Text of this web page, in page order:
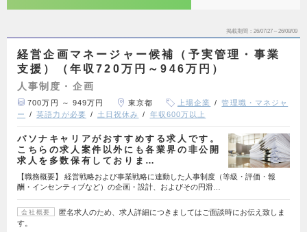
掲載期間 26/07/27～26/08/09
経営企画マネージャー候補（予実管理・事業
支援）（年収720万円～946万円）
人事制度・企画
700万円 ～ 949万円 東京都 上場企業
管理職・マネジャ
ー
英語力が必要 土日祝休み 年収600万以上
パソナキャリアがおすすめする求人です。
こちらの求人案件以外にも各業界の非公開
求人を多数保有しておりま…
【職務概要】 経営戦略および事業戦略に連動した人事制度（等級・評価・報
酬・インセンティブなど）の企画・設計、およびその円滑…
会社概要
匿名求人のため、求人詳細につきましてはご面談時にお伝え致しま
す。